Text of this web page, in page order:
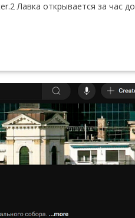
Лавка открывается за час до